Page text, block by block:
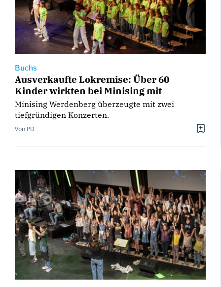
Buchs
Ausverkaufte Lokremise: Über 60
Kinder wirkten bei Minising mit
Minising Werdenberg überzeugte mit zwei
tiefgründigen Konzerten.
Von PD